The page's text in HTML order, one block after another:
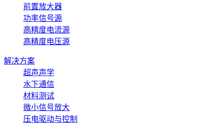
前置放大器
功率信号源
高精度电流源
高精度电压源
解决方案
超声声学
水下通信
材料测试
微小信号放大
压电驱动与控制